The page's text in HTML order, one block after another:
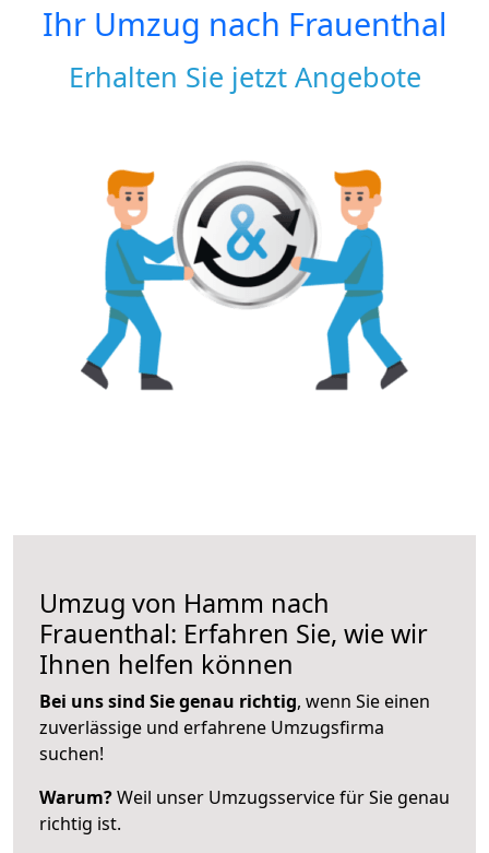
Ihr Umzug nach Frauenthal
Erhalten Sie jetzt Angebote
Umzug von Hamm nach
Frauenthal: Erfahren Sie, wie wir
Ihnen helfen können
Bei uns sind Sie genau richtig, wenn Sie einen
zuverlässige und erfahrene Umzugsfirma
suchen!
Warum?Weil unser Umzugsservice für Sie genau
richtig ist.